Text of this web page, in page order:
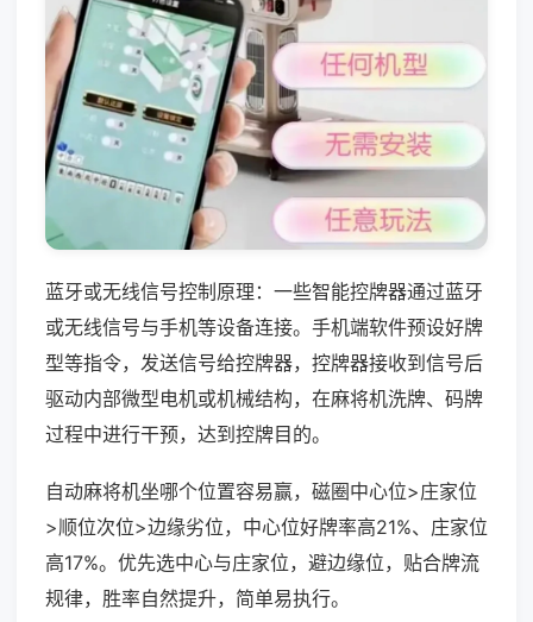
蓝牙或无线信号控制原理：一些智能控牌器通过蓝牙
或无线信号与手机等设备连接。手机端软件预设好牌
型等指令，发送信号给控牌器，控牌器接收到信号后
驱动内部微型电机或机械结构，在麻将机洗牌、码牌
过程中进行干预，达到控牌目的。
自动麻将机坐哪个位置容易赢，磁圈中心位>庄家位
>顺位次位>边缘劣位，中心位好牌率高21%、庄家位
高17%。优先选中心与庄家位，避边缘位，贴合牌流
规律，胜率自然提升，简单易执行。